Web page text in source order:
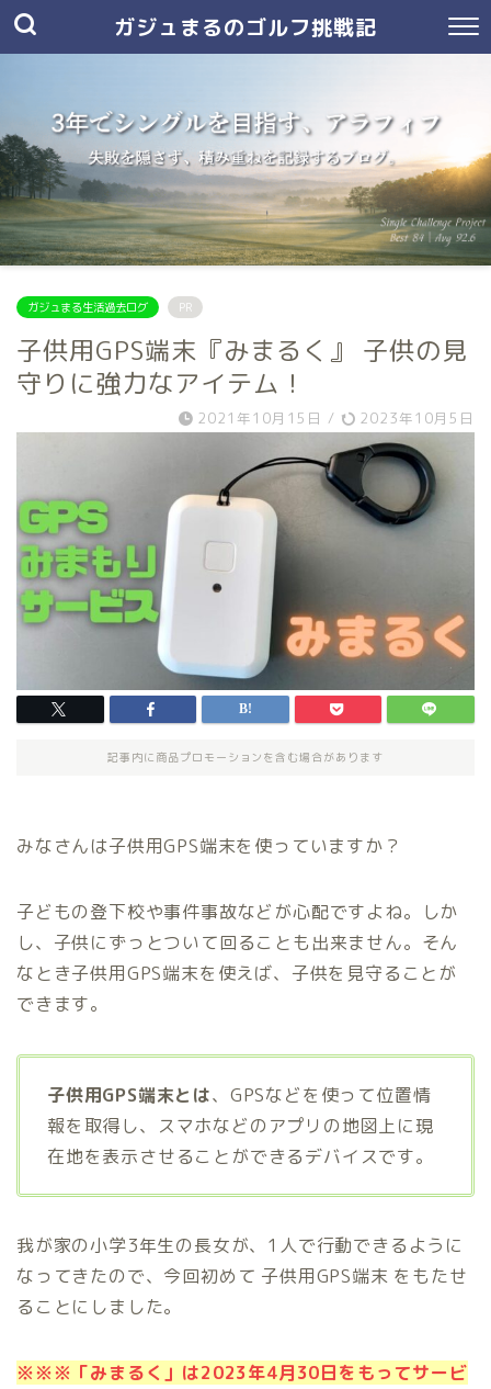
ガジュまるのゴルフ挑戦記
ガジュまる生活過去ログ PR
子供用GPS端末『みまるく』 子供の見
守りに強力なアイテム！
2021年10月15日 / 2023年10月5日
記事内に商品プロモーションを含む場合があります
みなさんは子供用GPS端末を使っていますか？
子どもの登下校や事件事故などが心配ですよね。しか
し、子供にずっとついて回ることも出来ません。そん
なとき子供用GPS端末を使えば、子供を見守ることが
できます。
子供用GPS端末とは、GPSなどを使って位置情
報を取得し、スマホなどのアプリの地図上に現
在地を表示させることができるデバイスです。
我が家の小学3年生の長女が、1人で行動できるように
なってきたので、今回初めて 子供用GPS端末 をもたせ
ることにしました。
※※※「みまるく」は2023年4月30日をもってサービ